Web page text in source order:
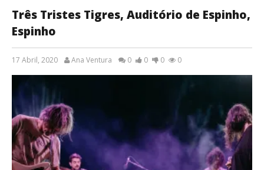
Três Tristes Tigres, Auditório de Espinho,
Espinho
17 Abril, 2020 Ana Ventura 0 0 0 0